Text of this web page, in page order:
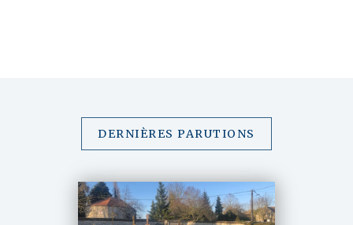
DERNIÈRES PARUTIONS